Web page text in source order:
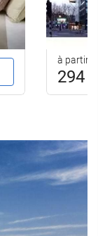
à partir
294